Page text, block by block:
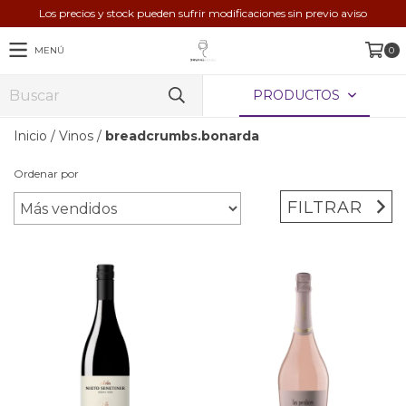
Los precios y stock pueden sufrir modificaciones sin previo aviso
MENÚ 0
PRODUCTOS
Inicio / Vinos / breadcrumbs.bonarda
Ordenar por
FILTRAR